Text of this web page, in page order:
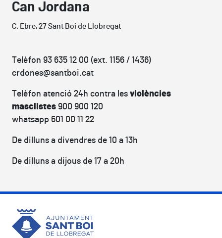
Can Jordana
C. Ebre, 27 Sant Boi de Llobregat
Telèfon 93 635 12 00 (ext. 1156 / 1436)
crdones@santboi.cat
Telèfon atenció 24h contra les violències
masclistes 900 900 120
whatsapp 601 00 11 22
De dilluns a divendres de 10 a 13h
De dilluns a dijous de 17 a 20h